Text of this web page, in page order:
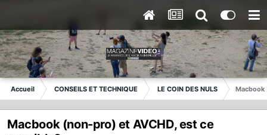
Accueil CONSEILS ET TECHNIQUE LE COIN DES NULS Macbook
Macbook (non-pro) et AVCHD, est ce